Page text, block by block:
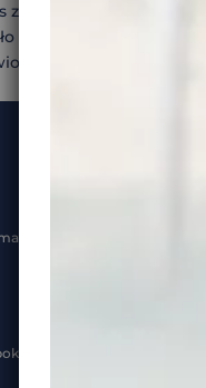
z Super Nagrodami !!!
nam wiele wypraw
na półkę”. Pewnie
e-